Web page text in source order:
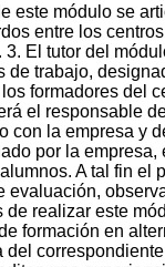
este módulo se
entre los
3. El tutor del
de trabajo,
formadores del
el responsable
con la empresa y
por la empresa,
A tal fin el
evaluación,
de realizar este
formación en
del